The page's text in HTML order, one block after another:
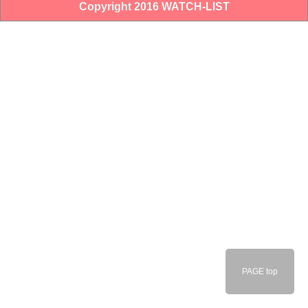
Copyright 2016 WATCH-LIST
PAGE top